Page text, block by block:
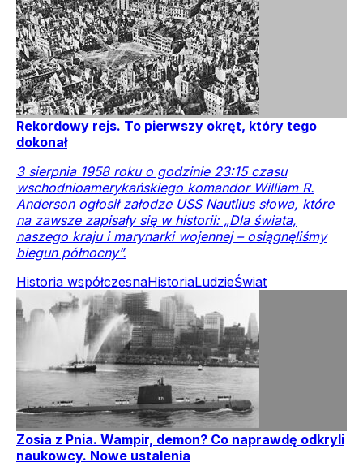
Rekordowy rejs. To pierwszy okręt, który tego
dokonał
3 sierpnia 1958 roku o godzinie 23:15 czasu
wschodnioamerykańskiego komandor William R.
Anderson ogłosił załodze USS Nautilus słowa, które
na zawsze zapisały się w historii: „Dla świata,
naszego kraju i marynarki wojennej – osiągnęliśmy
biegun północny”.
Historia współczesnaHistoriaLudzieŚwiat
Zosia z Pnia. Wampir, demon? Co naprawdę odkryli
naukowcy. Nowe ustalenia